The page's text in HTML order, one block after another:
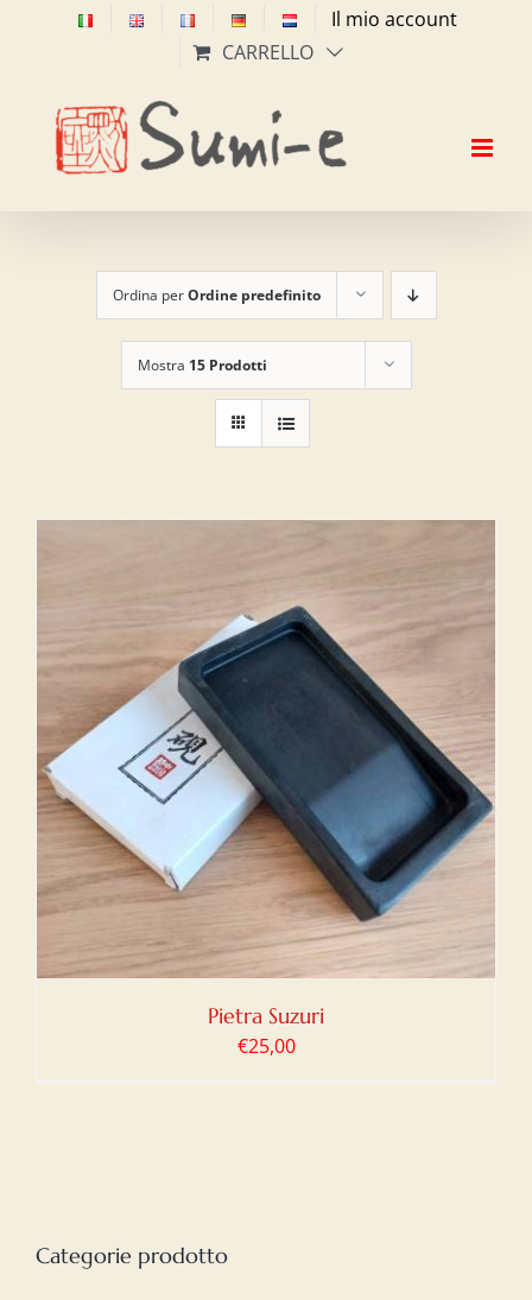
Il mio account
CARRELLO
Ordina perOrdine predefinito
Mostra 15 Prodotti
Pietra Suzuri
€25,00
Categorie prodotto